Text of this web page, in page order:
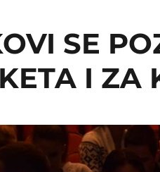
SE
I ZA